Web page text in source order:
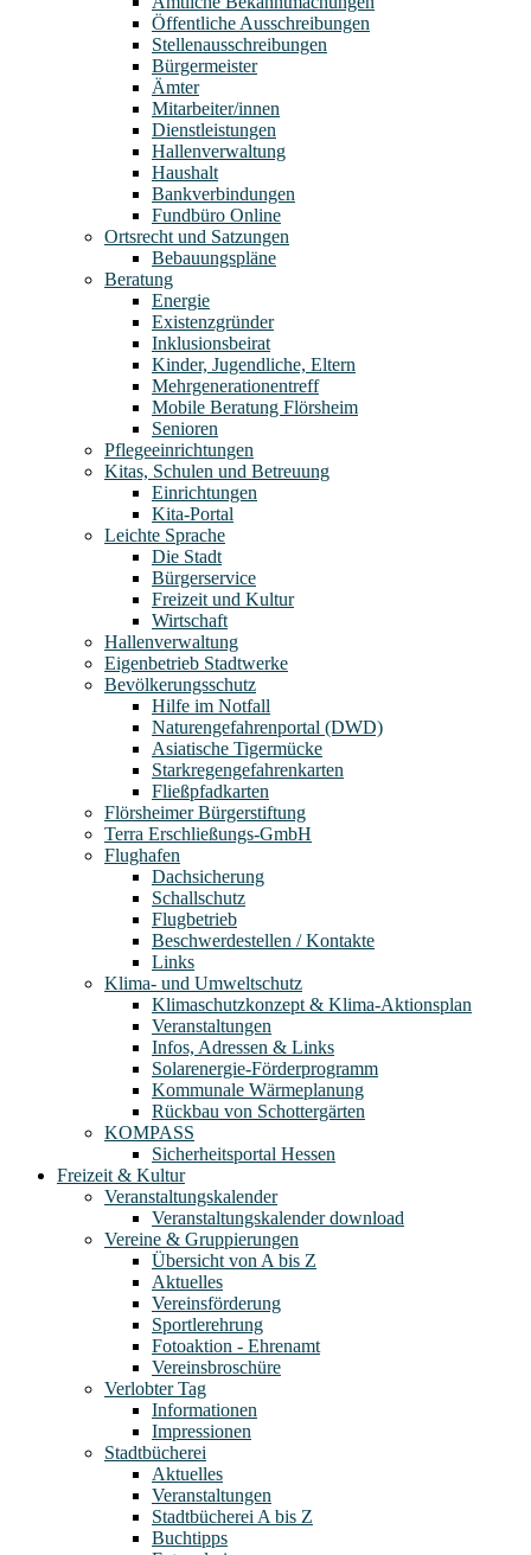
Öffentliche Ausschreibungen
Stellenausschreibungen
Bürgermeister
Ämter
Mitarbeiter/innen
Dienstleistungen
Hallenverwaltung
Haushalt
Bankverbindungen
Fundbüro Online
Ortsrecht und Satzungen
Bebauungspläne
Beratung
Energie
Existenzgründer
Inklusionsbeirat
Kinder, Jugendliche, Eltern
Mehrgenerationentreff
Mobile Beratung Flörsheim
Senioren
Pflegeeinrichtungen
Kitas, Schulen und Betreuung
Einrichtungen
Kita-Portal
Leichte Sprache
Die Stadt
Bürgerservice
Freizeit und Kultur
Wirtschaft
Hallenverwaltung
Eigenbetrieb Stadtwerke
Bevölkerungsschutz
Hilfe im Notfall
Naturengefahrenportal (DWD)
Asiatische Tigermücke
Starkregengefahrenkarten
Fließpfadkarten
Flörsheimer Bürgerstiftung
Terra Erschließungs-GmbH
Flughafen
Dachsicherung
Schallschutz
Flugbetrieb
Beschwerdestellen / Kontakte
Links
Klima- und Umweltschutz
Klimaschutzkonzept & Klima-Aktionsplan
Veranstaltungen
Infos, Adressen & Links
Solarenergie-Förderprogramm
Kommunale Wärmeplanung
Rückbau von Schottergärten
KOMPASS
Sicherheitsportal Hessen
Freizeit & Kultur
Veranstaltungskalender
Veranstaltungskalender download
Vereine & Gruppierungen
Übersicht von A bis Z
Aktuelles
Vereinsförderung
Sportlerehrung
Fotoaktion - Ehrenamt
Vereinsbroschüre
Verlobter Tag
Informationen
Impressionen
Stadtbücherei
Aktuelles
Veranstaltungen
Stadtbücherei A bis Z
Buchtipps